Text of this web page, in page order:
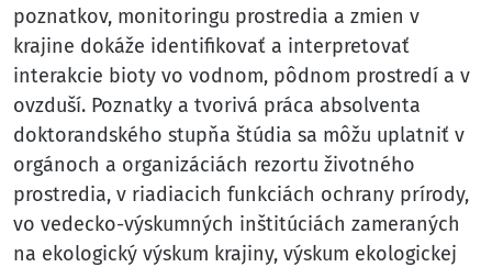
poznatkov, monitoringu prostredia a zmien v
krajine dokáže identifikovať a interpretovať
interakcie bioty vo vodnom, pôdnom prostredí a v
ovzduší. Poznatky a tvorivá práca absolventa
doktorandského stupňa štúdia sa môžu uplatniť v
orgánoch a organizáciách rezortu životného
prostredia, v riadiacich funkciách ochrany prírody,
vo vedecko-výskumných inštitúciách zameraných
na ekologický výskum krajiny, výskum ekologickej